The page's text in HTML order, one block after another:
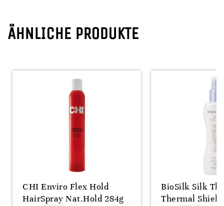
ÄHNLICHE PRODUKTE
CHI Enviro Flex Hold
HairSpray Nat.Hold 284g
BioSilk Silk
Thermal